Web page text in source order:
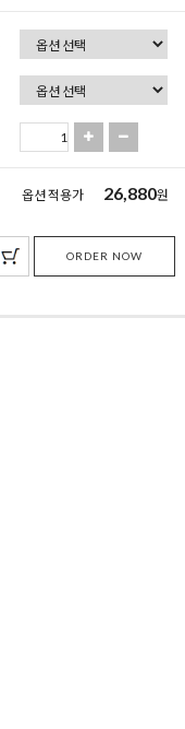
옵션 적용가 26,880원
ORDER NOW